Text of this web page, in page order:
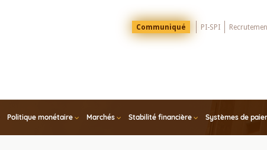
Menu
Top
Communiqué PI-SPI
Politique monétaire Marchés Stabilité financière Systèmes de